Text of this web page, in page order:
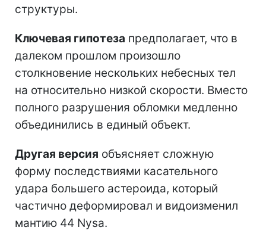
структуры.
Ключевая гипотеза предполагает, что в
далеком прошлом произошло
столкновение нескольких небесных тел
на относительно низкой скорости. Вместо
полного разрушения обломки медленно
объединились в единый объект.
Другая версия объясняет сложную
форму последствиями касательного
удара большего астероида, который
частично деформировал и видоизменил
мантию 44 Nysa.